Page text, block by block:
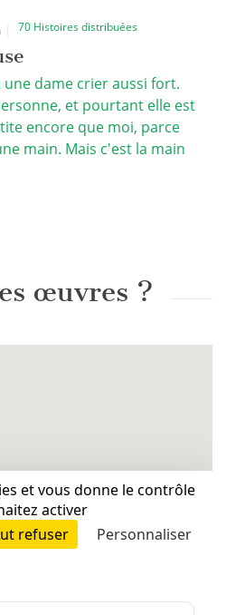
70 Histoires distribuées
une dame crier aussi fort.
et pourtant elle est
encore que moi, parce
main. Mais c'est la main
œuvres ?